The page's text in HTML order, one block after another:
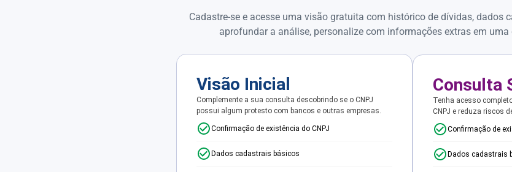
Cadastre-se e acesse uma visão gratuita com histórico de dívidas, dados
aprofundar a análise, personalize com informações extras em
Visão Inicial
Complemente a sua consulta descobrindo se o CNPJ
possui algum protesto com bancos e outras empresas.
Confirmação de existência do CNPJ
Dados cadastrais básicos
Consulta
Tenha acesso
CNPJ e reduza riscos
Confirmação de
Dados cadastrais